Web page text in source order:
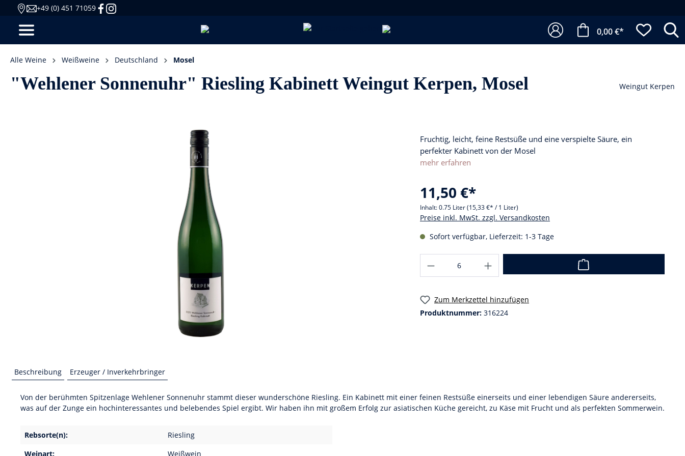
+49 (0) 451 71059
0,00 €*
Alle Weine Weißweine Deutschland Mosel
"Wehlener Sonnenuhr" Riesling Kabinett Weingut Kerpen, Mosel Weingut Kerpen
Fruchtig, leicht, feine Restsüße und eine verspielte Säure, ein
perfekter Kabinett von der Mosel
mehr erfahren
11,50 €*
Inhalt:0.75 Liter(15,33 €* / 1 Liter)
Preise inkl. MwSt. zzgl. Versandkosten
Sofort verfügbar, Lieferzeit: 1-3 Tage
Zum Merkzettel hinzufügen
Produktnummer: 316224
Beschreibung Erzeuger / Inverkehrbringer
Von der berühmten Spitzenlage Wehlener Sonnenuhr stammt dieser wunderschöne Riesling. Ein Kabinett mit einer feinen Restsüße einerseits und einer lebendigen Säure andererseits,
was auf der Zunge ein hochinteressantes und belebendes Spiel ergibt. Wir haben ihn mit großem Erfolg zur asiatischen Küche gereicht, zu Käse mit Frucht und als perfekten Sommerwein.
Rebsorte(n):
Riesling
Weinart:
Weißwein